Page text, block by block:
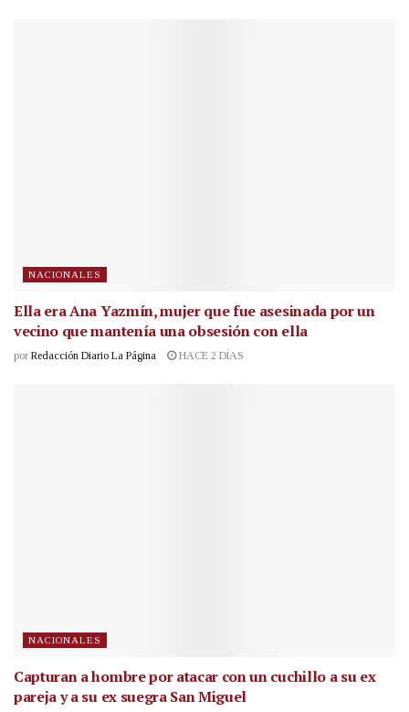
NACIONALES
Ella era Ana Yazmín, mujer que fue asesinada por un
vecino que mantenía una obsesión con ella
por Redacción Diario La Página HACE 2 DÍAS
NACIONALES
Capturan a hombre por atacar con un cuchillo a su ex
pareja y a su ex suegra San Miguel